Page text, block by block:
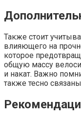
Также стоит
влияющего на
которое
общую массу
и накат. Важно
также тесно